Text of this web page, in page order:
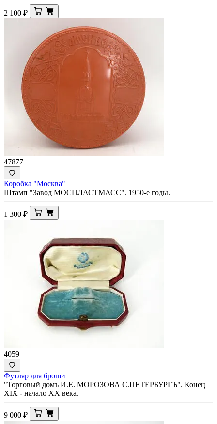
2 100 ₽
47877
Коробка "Москва"
Штамп "Завод МОСПЛАСТМАСС". 1950-е годы.
1 300 ₽
4059
Футляр для броши
"Торговый домъ И.Е. МОРОЗОВА С.ПЕТЕРБУРГЪ". Конец
XIX - начало ХХ века.
9 000 ₽